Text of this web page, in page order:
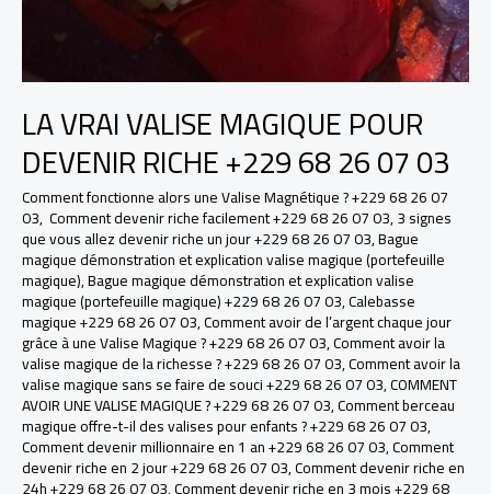
LA VRAI VALISE MAGIQUE POUR
DEVENIR RICHE +229 68 26 07 03
Comment fonctionne alors une Valise Magnétique ? +229 68 26 07
03, Comment devenir riche facilement +229 68 26 07 03,3 signes
que vous allez devenir riche un jour +229 68 26 07 03,Bague
magique démonstration et explication valise magique (portefeuille
magique),Bague magique démonstration et explication valise
magique (portefeuille magique) +229 68 26 07 03,Calebasse
magique +229 68 26 07 03,Comment avoir de l’argent chaque jour
grâce à une Valise Magique ? +229 68 26 07 03,Comment avoir la
valise magique de la richesse ? +229 68 26 07 03,Comment avoir la
valise magique sans se faire de souci +229 68 26 07 03,COMMENT
AVOIR UNE VALISE MAGIQUE ? +229 68 26 07 03,Comment berceau
magique offre-t-il des valises pour enfants ? +229 68 26 07 03,
Comment devenir millionnaire en 1 an +229 68 26 07 03,Comment
devenir riche en 2 jour +229 68 26 07 03,Comment devenir riche en